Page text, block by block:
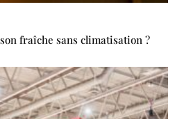
fraîche sans climatisation ?